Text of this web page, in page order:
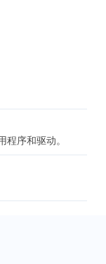
程序和驱动。